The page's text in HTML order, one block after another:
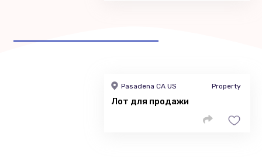
Pasadena CA US Property
Лот для продажи